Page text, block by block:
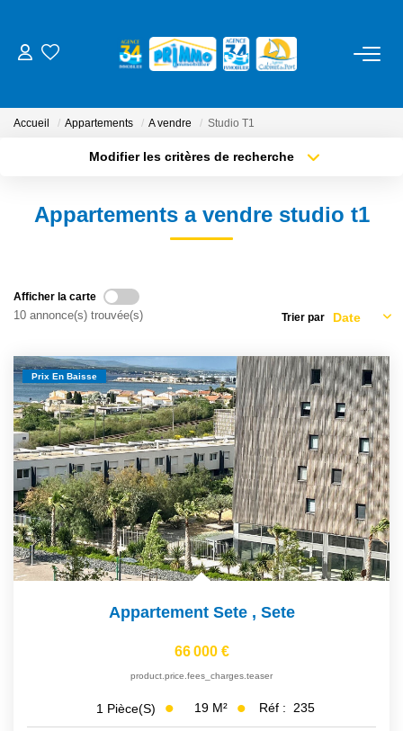
Location Cure / Vacances
NOS AGENCES
Qui Sommes Nous
Notre Équipe
Nos Actualités
Avis Clients
CONTACT
EN
Accueil Appartements A vendre Studio T1
Modifier les critères de recherche
Sélectionnez...
Type de bien
Créer une alerte
Appartements a vendre studio t1
Afficher la carte
10 annonce(s) trouvée(s) Trier par
Prix En Baisse
Appartement Sete , Sete
66 000 €
product.price.fees_charges.teaser
1 Pièce(s) 19 M² Réf : 235